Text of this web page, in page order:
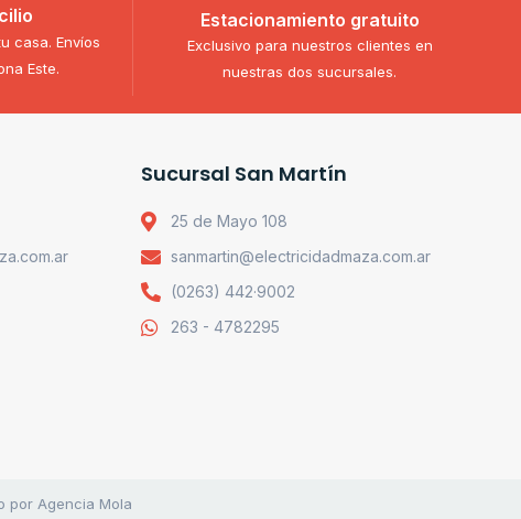
casa. Envíos
Este.
Estacionamiento gratuito
Exclusivo para nuestros clientes en
nuestras dos sucursales.
Sucursal San Martín
25 de Mayo 108
sanmartin@electricidadmaza.com.ar
(0263) 442·9002
263 - 4782295
por Agencia Mola